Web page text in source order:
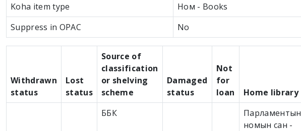
Koha item type
Ном - Books
Suppress in OPAC
No
Withdrawn
status
Lost
status
Source of
classification
or shelving
scheme
Damaged
status
Not
for
loan
Home library
ББК
Парламентын
номын сан -